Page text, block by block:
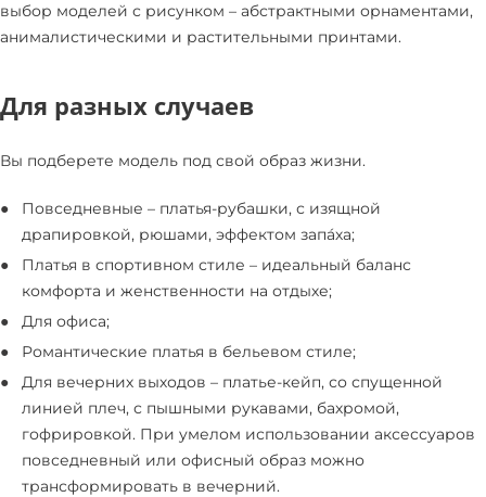
выбор моделей с рисунком – абстрактными орнаментами,
анималистическими и растительными принтами.
Для разных случаев
Вы подберете модель под свой образ жизни.
Повседневные – платья-рубашки, с изящной
драпировкой, рюшами, эффектом запа́ха;
Платья в спортивном стиле – идеальный баланс
комфорта и женственности на отдыхе;
Для офиса;
Романтические платья в бельевом стиле;
Для вечерних выходов – платье-кейп, со спущенной
линией плеч, с пышными рукавами, бахромой,
гофрировкой. При умелом использовании аксессуаров
повседневный или офисный образ можно
трансформировать в вечерний.